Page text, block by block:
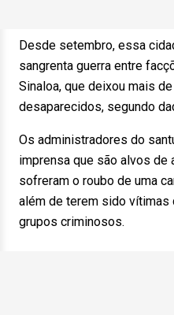
Desde setembro, essa
sangrenta guerra entre
Sinaloa, que deixou mais
desaparecidos, segundo
Os administradores do
imprensa que são alvos de
sofreram o roubo de uma
além de terem sido vítimas
grupos criminosos.